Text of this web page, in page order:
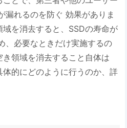
漏れるのを防ぐ 効果がありま
を消去すると、SSDの寿命が
、必要なときだけ実施するの
領域を消去すること自体は
的にどのように行うのか、詳